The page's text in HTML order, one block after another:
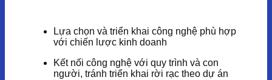
Lựa chọn và triển khai công nghệ phù hợp
với chiến lược kinh doanh
Kết nối công nghệ với quy trình và con
người, tránh triển khai rời rạc theo dự án